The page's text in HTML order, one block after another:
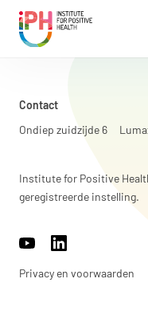
Institute
Contact
Ondiep zuidzijde 6
Institute for Positive
geregistreerde instelling.
Privacy en voorwaarden
https://